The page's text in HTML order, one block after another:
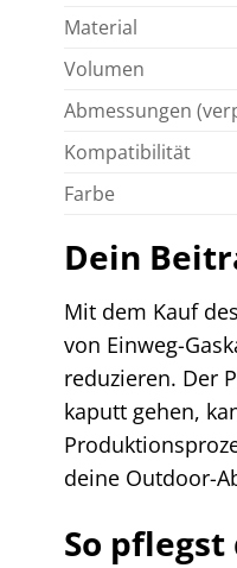
Material
Volumen
Abmessungen
Kompatibilität
Farbe
Dein
Mit dem Kauf
von Einweg-
reduzieren. Der
kaputt gehen,
deine Outdoor-
So pflegst